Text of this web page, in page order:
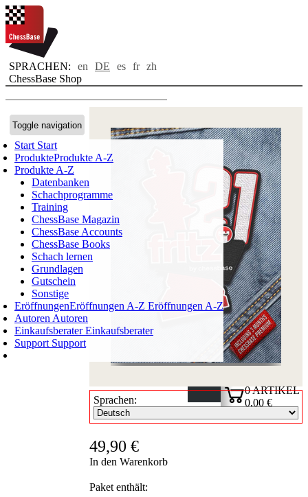
SPRACHEN: en DE es fr zh
ChessBase Shop
Toggle navigation
Start Start
ProdukteProdukte A-Z
Produkte A-Z
Datenbanken
Schachprogramme
Training
ChessBase Magazin
ChessBase Accounts
ChessBase Books
Schach lernen
Grundlagen
Gutschein
Sonstige
EröffnungenEröffnungen A-Z Eröffnungen A-Z
Autoren Autoren
EinkaufsberaterEinkaufsberater
Support Support
0ARTIKEL
0,00 €
✔
Sprachen:
49,90 €
In den Warenkorb
Paket enthält: